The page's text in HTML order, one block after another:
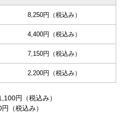
8,250円（税込み）
4,400円（税込み）
7,150円（税込み）
2,200円（税込み）
円（税込み）
（税込み）